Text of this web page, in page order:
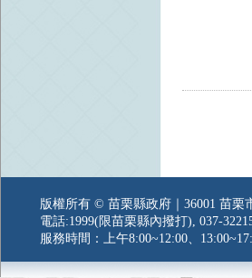
版權所有 © 苗栗縣政府｜36001 苗栗
電話:1999(限苗栗縣內撥打), 037-
服務時間：上午8:00~12:00、